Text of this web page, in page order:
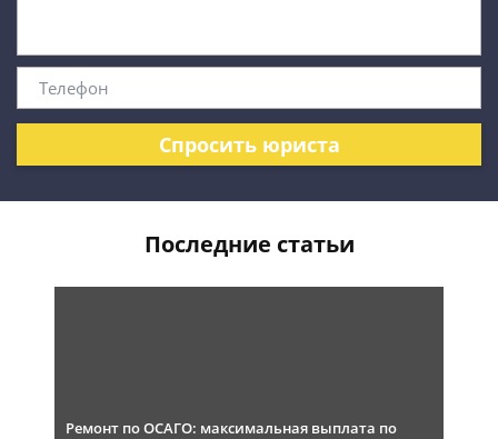
Спросить юриста
Последние статьи
Ремонт по ОСАГО: максимальная выплата по